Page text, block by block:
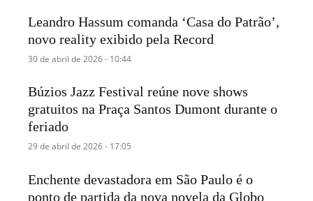
Leandro Hassum comanda ‘Casa do Patrão’,
novo reality exibido pela Record
30 de abril de 2026 - 10:44
Búzios Jazz Festival reúne nove shows
gratuitos na Praça Santos Dumont durante o
feriado
29 de abril de 2026 - 17:05
Enchente devastadora em São Paulo é o
ponto de partida da nova novela da Globo